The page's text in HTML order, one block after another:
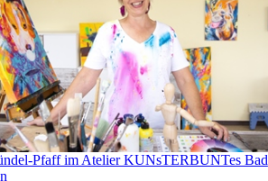
Pfaff im Atelier KUNsTERBUNTes Bad